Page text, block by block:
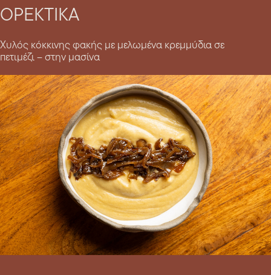
ΟΡΕΚΤΙΚΑ
Χυλός κόκκινης φακής με μελωμένα κρεμμύδια σε
πετιμέζι – στην μασίνα